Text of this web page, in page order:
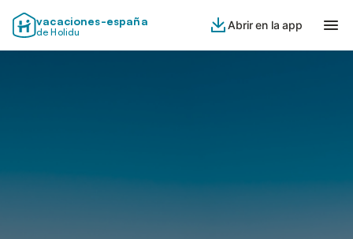
vacaciones-españa
de Holidu
Abrir en la app